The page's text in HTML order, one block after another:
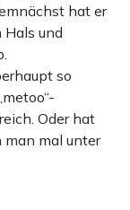
hat er
und
so
Oder hat
mal unter